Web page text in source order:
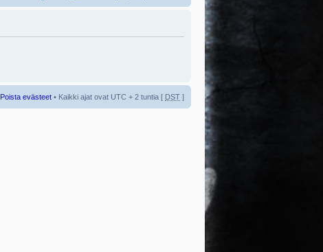
Poista evästeet • Kaikki ajat ovat UTC + 2 tuntia [ DST ]